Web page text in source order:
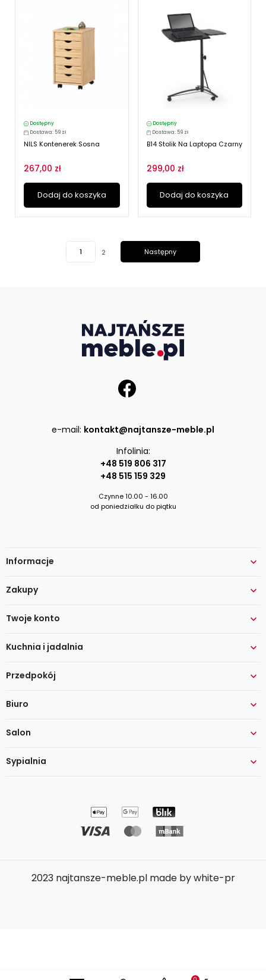
Dostępny
Dostawa: 59 zł
NILS Kontenerek Sosna
267,00 zł
Dodaj do koszyka
Dostępny
Dostawa: 59 zł
B14 Stolik Na Laptopa Czarny
299,00 zł
Dodaj do koszyka
1 2 Następny
e-mail: kontakt@najtansze-meble.pl
Infolinia:
+48 519 806 317
+48 515 159 329
Czynne 10.00 - 16.00
od poniedziałku do piątku
Informacje 
Zakupy 
Twoje konto 
Kuchnia i jadalnia 
Przedpokój 
Biuro 
Salon 
Sypialnia 
2023 najtansze-meble.pl made by white-pr